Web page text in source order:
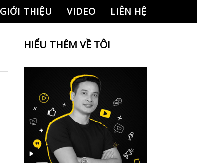
GIỚI THIỆU VIDEO LIÊN HỆ
HIỂU THÊM VỀ TÔI